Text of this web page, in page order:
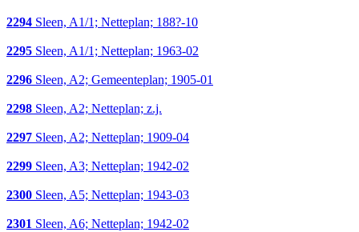
2294 Sleen, A1/1; Netteplan; 188?-10
2295 Sleen, A1/1; Netteplan; 1963-02
2296 Sleen, A2; Gemeenteplan; 1905-01
2298 Sleen, A2; Netteplan; z.j.
2297 Sleen, A2; Netteplan; 1909-04
2299 Sleen, A3; Netteplan; 1942-02
2300 Sleen, A5; Netteplan; 1943-03
2301 Sleen, A6; Netteplan; 1942-02